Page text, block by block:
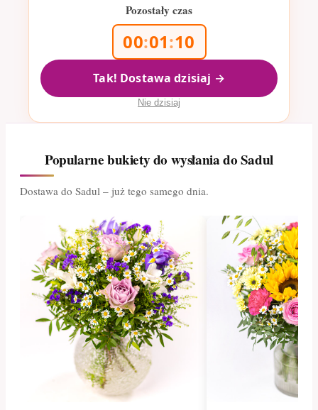
Pozostały czas
00:01:10
Tak! Dostawa dzisiaj →
Nie dzisiaj
Popularne bukiety do wysłania do Sadul
Dostawa do Sadul – już tego samego dnia.